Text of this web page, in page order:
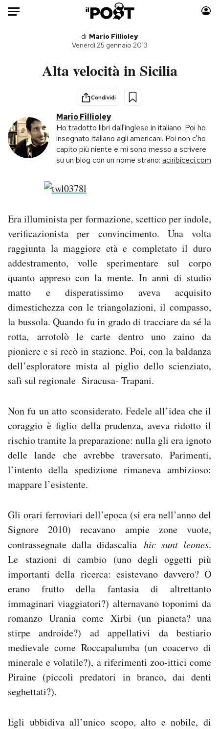
Auto
Tecnologia
Internet
Scienza
Economia
Libri
Storie/Idee
Ok Boomer!
Media
PODCAST
I MIEI PREFERITI
SHOP
CALENDARIO
Area Personale
Newsletter
Notifiche mobile
Regala il Post
Hai bisogno di aiuto?
Esci
di Mario Fillioley
Venerdì 25 gennaio 2013
Alta velocità in Sicilia
Condividi
Mario Fillioley
Ho tradotto libri dall'inglese in italiano. Poi ho
insegnato italiano agli americani. Poi non c'ho
capito più niente e mi sono messo a scrivere
su un blog con un nome strano: aciribiceci.com
Era illuminista per formazione, scettico per indole,
verificazionista per convincimento. Una volta
raggiunta la maggiore età e completato il duro
addestramento, volle sperimentare sul corpo
quanto appreso con la mente. In anni di studio
matto e disperatissimo aveva acquisito
dimestichezza con le triangolazioni, il compasso,
la bussola. Quando fu in grado di tracciare da sé la
rotta, arrotolò le carte dentro uno zaino da
pioniere e si recò in stazione. Poi, con la baldanza
dell’esploratore mista al piglio dello scienziato,
salì sul regionale Siracusa- Trapani.
Non fu un atto sconsiderato. Fedele all’idea che il
coraggio è figlio della prudenza, aveva ridotto il
rischio tramite la preparazione: nulla gli era ignoto
delle lande che avrebbe traversato. Parimenti,
l’intento della spedizione rimaneva ambizioso:
mappare l’esistente.
Gli orari ferroviari dell’epoca (si era nell’anno del
Signore 2010) recavano ampie zone vuote,
contrassegnate dalla didascalia hic sunt leones.
Le stazioni di cambio (uno degli oggetti più
importanti della ricerca: esistevano davvero? O
erano frutto della fantasia di altrettanto
immaginari viaggiatori?) alternavano toponimi da
romanzo Urania come Xirbi (un pianeta? una
stirpe androide?) ad appellativi da bestiario
medievale come Roccapalumba (un coacervo di
minerale e volatile?), a riferimenti zoo-ittici come
Piraine (piccoli predatori in branco, dai denti
seghettati?).
Egli ubbidiva all’unico scopo, alto e nobile, di